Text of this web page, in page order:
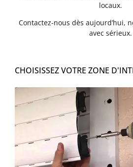
locaux.
Contactez-nous dès aujourd’hui,
avec sérieux.
CHOISISSEZ VOTRE ZONE